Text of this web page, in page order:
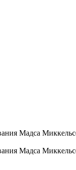
Мадса
Мадса